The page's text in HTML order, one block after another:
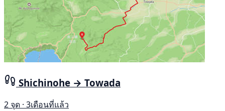
Shichinohe → Towada
2 จุด · 3เดือนที่แล้ว